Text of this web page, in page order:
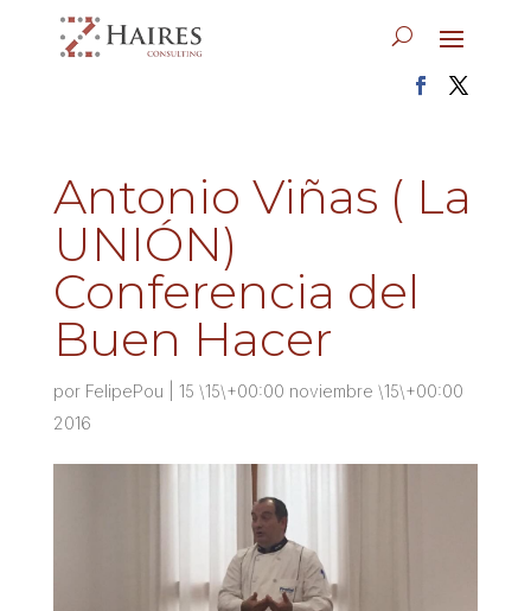
Antonio Viñas ( La
UNIÓN)
Conferencia del
Buen Hacer
por FelipePou
15 \15\+00:00 noviembre \15\+00:00
2016